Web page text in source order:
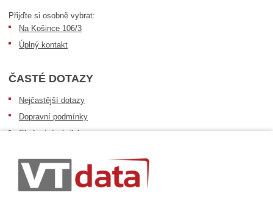
Přijďte si osobně vybrat:
Na Košince 106/3
Úplný kontakt
ČASTÉ DOTAZY
Nejčastější dotazy
Dopravní podmínky
Sledování zásilek
Informace k dostupnosti zboží
Obecné informace